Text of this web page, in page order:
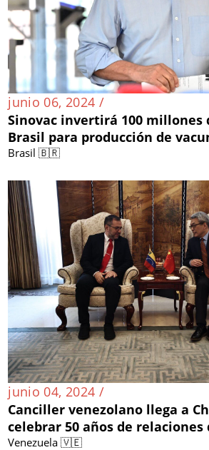
junio 06, 2024 /
Sinovac invertirá 100 millones
Brasil para producción de
Brasil 🇧🇷
junio 04, 2024 /
Canciller venezolano llega a
celebrar 50 años de
Venezuela 🇻🇪